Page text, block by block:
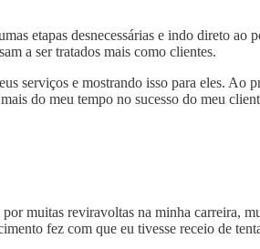
etapas desnecessárias e indo direto ao
a ser tratados mais como clientes.
serviços e mostrando isso para eles. Ao
do meu tempo no sucesso do meu
muitas reviravoltas na minha carreira,
fez com que eu tivesse receio de